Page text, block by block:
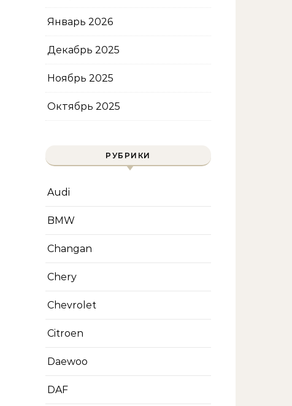
Январь 2026
Декабрь 2025
Ноябрь 2025
Октябрь 2025
РУБРИКИ
Audi
BMW
Changan
Chery
Chevrolet
Citroen
Daewoo
DAF